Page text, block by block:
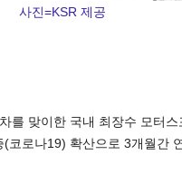
사진=KSR 제공
를 맞이한 국내 최장수 모터
코로나19) 확산으로 3개월간